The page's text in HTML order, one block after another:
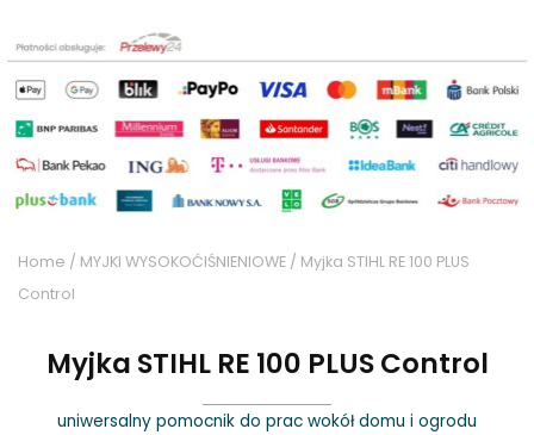
Home / MYJKI WYSOKOĆIŚNIENIOWE / Myjka STIHL RE 100 PLUS
Control
Myjka STIHL RE 100 PLUS Control
uniwersalny pomocnik do prac wokół domu i ogrodu